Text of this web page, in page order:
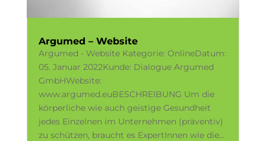
Argumed – Website
Argumed - Website Kategorie: OnlineDatum:
05. Januar 2022Kunde: Dialogue Argumed
GmbHWebsite:
www.argumed.euBESCHREIBUNG Um die
körperliche wie auch geistige Gesundheit
jedes Einzelnen im Unternehmen (präventiv)
zu schützen, braucht es ExpertInnen wie die...